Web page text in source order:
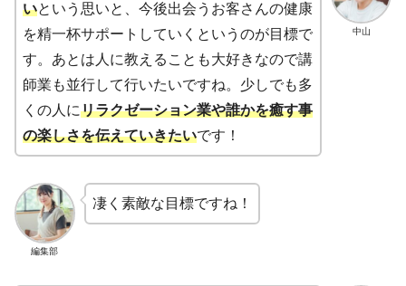
中山
いという思いと、今後出会うお客さんの健康
を精一杯サポートしていくというのが目標で
す。あとは人に教えることも大好きなので講
師業も並行して行いたいですね。少しでも多
くの人にリラクゼーション業や誰かを癒す事
の楽しさを伝えていきたいです！
編集部
凄く素敵な目標ですね！